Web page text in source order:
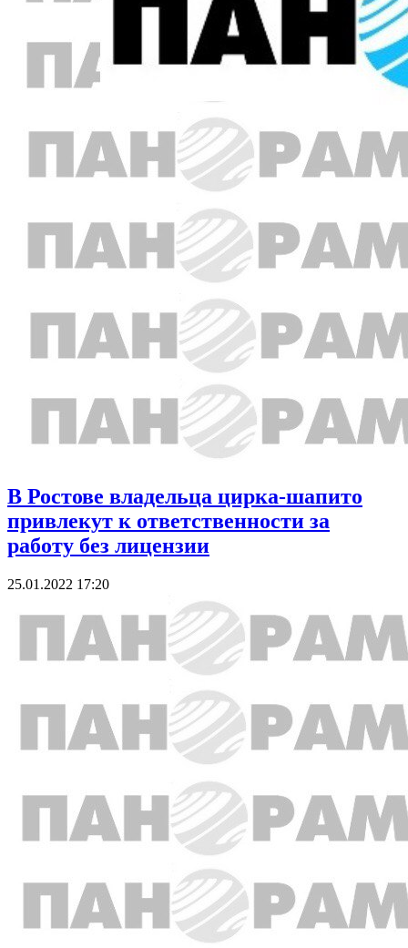
В Ростове владельца цирка-шапито
привлекут к ответственности за
работу без лицензии
25.01.2022 17:20